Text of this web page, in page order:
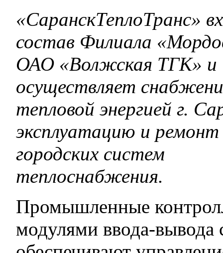
«СаранскТеплоТранс»
состав Филиала
ОАО «Волжская ТГК» и
осуществляет
тепловой энергией г.
эксплуатацию и ремонт
городских систем
теплоснабжения.
Промышленные
модулями ввода-